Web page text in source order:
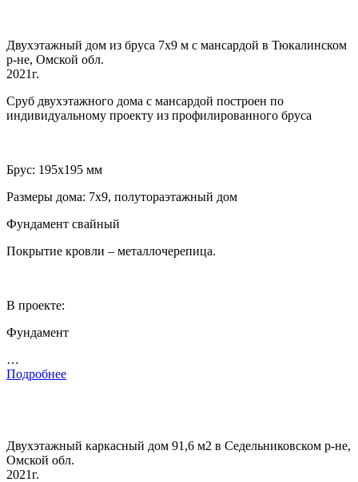
Двухэтажный дом из бруса 7х9 м с мансардой в Тюкалинском
р-не, Омской обл.
2021г.
Сруб двухэтажного дома с мансардой построен по
индивидуальному проекту из профилированного бруса
Брус: 195х195 мм
Размеры дома: 7х9, полутораэтажный дом
Фундамент свайный
Покрытие кровли – металлочерепица.
В проекте:
Фундамент
…
Подробнее
Двухэтажный каркасный дом 91,6 м2 в Седельниковском р-не,
Омской обл.
2021г.